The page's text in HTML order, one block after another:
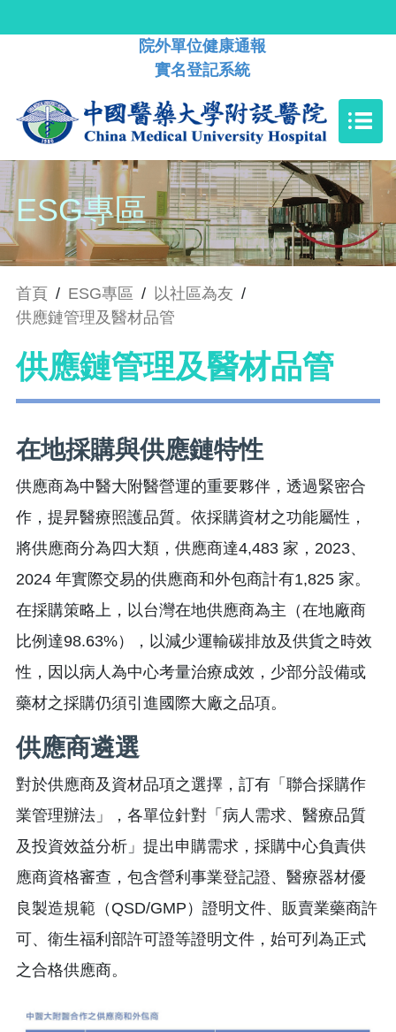
院外單位健康通報
實名登記系統
ESG專區
首頁 / ESG專區 / 以社區為友 /
供應鏈管理及醫材品管
供應鏈管理及醫材品管
在地採購與供應鏈特性
供應商為中醫大附醫營運的重要夥伴，透過緊密合
作，提昇醫療照護品質。依採購資材之功能屬性，
將供應商分為四大類，供應商達4,483 家，2023、
2024 年實際交易的供應商和外包商計有1,825 家。
在採購策略上，以台灣在地供應商為主（在地廠商
比例達98.63%），以減少運輸碳排放及供貨之時效
性，因以病人為中心考量治療成效，少部分設備或
藥材之採購仍須引進國際大廠之品項。
供應商遴選
對於供應商及資材品項之選擇，訂有「聯合採購作
業管理辦法」，各單位針對「病人需求、醫療品質
及投資效益分析」提出申購需求，採購中心負責供
應商資格審查，包含營利事業登記證、醫療器材優
良製造規範（QSD/GMP）證明文件、販賣業藥商許
可、衛生福利部許可證等證明文件，始可列為正式
之合格供應商。